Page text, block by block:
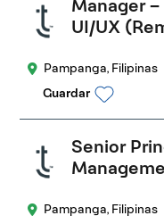
Manager
UI/UX
Pampanga, Filipinas
Guardar
Senior
Pampanga, Filipinas